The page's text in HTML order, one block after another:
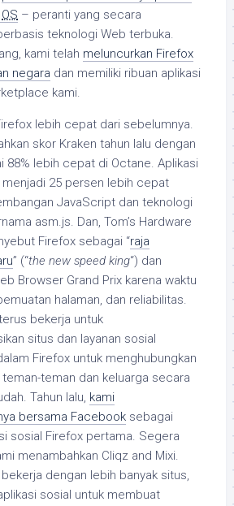
OS – peranti yang secara
teknologi Web terbuka.
kami telah meluncurkan Firefox
negara dan memiliki ribuan aplikasi
kami.
lebih cepat dari sebelumnya.
skor Kraken tahun lalu dengan
88% lebih cepat di Octane. Aplikasi
25 persen lebih cepat
JavaScript dan teknologi
asm.js. Dan, Tom’s Hardware
Firefox sebagai “raja
” (“the new speed king“) dan
Browser Grand Prix karena waktu
halaman, dan reliabilitas.
bekerja untuk
situs dan layanan sosial
Firefox untuk menghubungkan
teman dan keluarga secara
Tahun lalu, kami
bersama Facebook sebagai
sosial Firefox pertama. Segera
menambahkan Cliqz and Mixi.
dengan lebih banyak situs,
sosial untuk membuat